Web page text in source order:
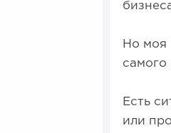
Но моя
самого
Есть
или